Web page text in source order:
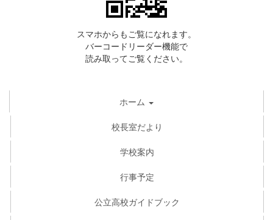
スマホからもご覧になれます。
バーコードリーダー機能で
読み取ってご覧ください。
ホーム
校長室だより
学校案内
行事予定
公立高校ガイドブック